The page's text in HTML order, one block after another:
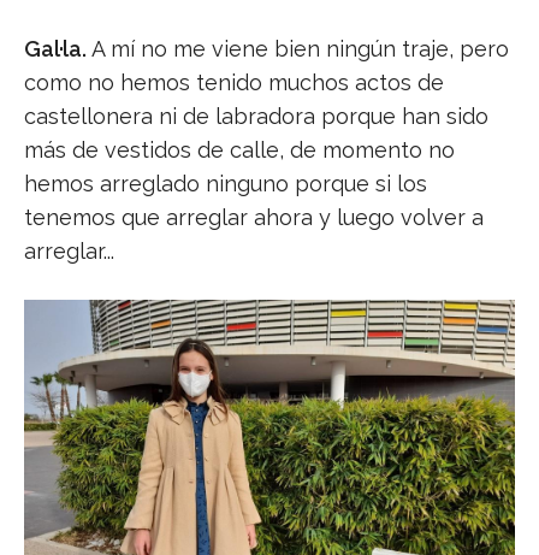
Gal·la. A mí no me viene bien ningún traje, pero
como no hemos tenido muchos actos de
castellonera ni de labradora porque han sido
más de vestidos de calle, de momento no
hemos arreglado ninguno porque si los
tenemos que arreglar ahora y luego volver a
arreglar...